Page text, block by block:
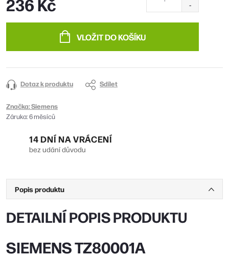
VLOŽIT DO KOŠÍKU
Dotaz k produktu Sdílet
Značka:Siemens
Záruka:6 měsíců
14 DNÍ NA VRÁCENÍ
bez udání důvodu
Popis produktu
DETAILNÍ POPIS PRODUKTU
SIEMENS TZ80001A